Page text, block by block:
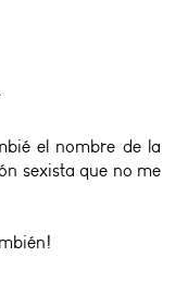
el nombre de la
sexista que no me